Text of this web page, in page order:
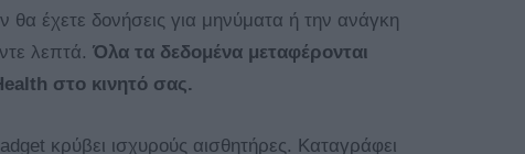
θα έχετε δονήσεις για μηνύματα ή την ανάγκη
λεπτά. Όλα τα δεδομένα μεταφέρονται
στο κινητό σας.
κρύβει ισχυρούς αισθητήρες. Καταγράφει